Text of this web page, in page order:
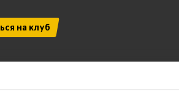
на клуб